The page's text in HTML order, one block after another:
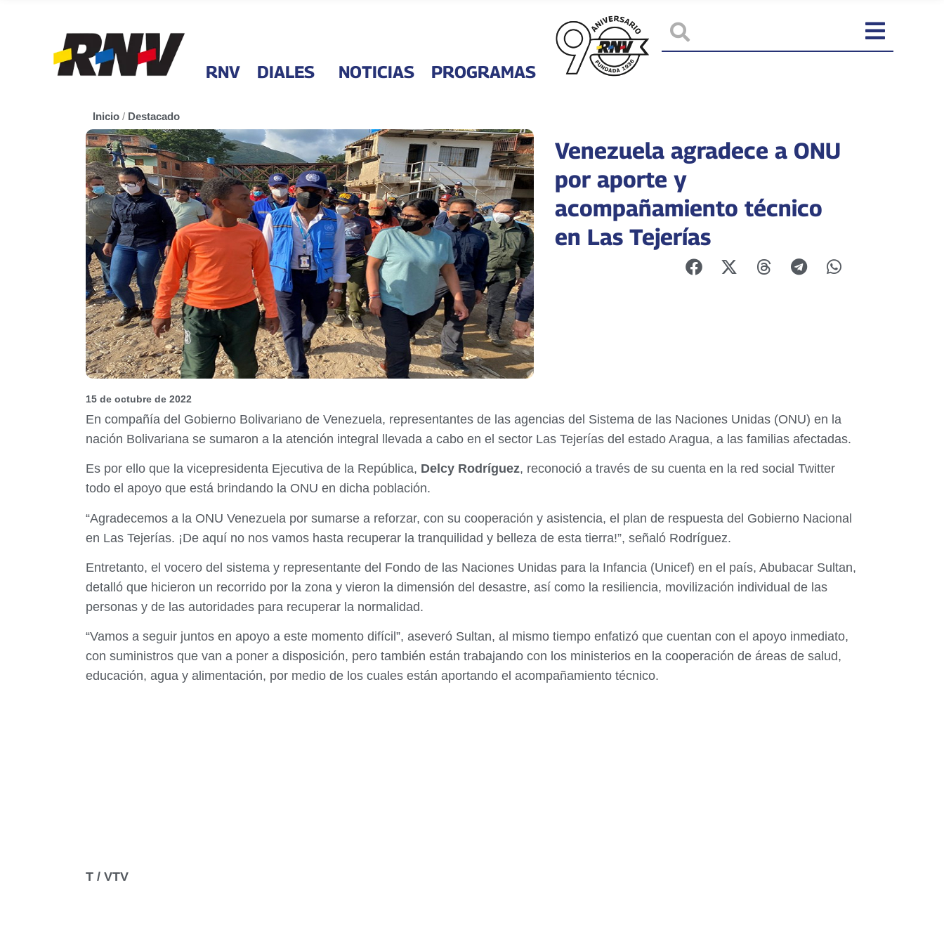
RNV DIALES NOTICIAS PROGRAMAS
Inicio / Destacado
Venezuela agradece a ONU
por aporte y
acompañamiento técnico
en Las Tejerías
15 de octubre de 2022
En compañía del Gobierno Bolivariano de Venezuela, representantes de las agencias del Sistema de las Naciones Unidas (ONU) en la
nación Bolivariana se sumaron a la atención integral llevada a cabo en el sector Las Tejerías del estado Aragua, a las familias afectadas.
Es por ello que la vicepresidenta Ejecutiva de la República, Delcy Rodríguez, reconoció a través de su cuenta en la red social Twitter
todo el apoyo que está brindando la ONU en dicha población.
“Agradecemos a la ONU Venezuela por sumarse a reforzar, con su cooperación y asistencia, el plan de respuesta del Gobierno Nacional
en Las Tejerías. ¡De aquí no nos vamos hasta recuperar la tranquilidad y belleza de esta tierra!”, señaló Rodríguez.
Entretanto, el vocero del sistema y representante del Fondo de las Naciones Unidas para la Infancia (Unicef) en el país, Abubacar Sultan,
detalló que hicieron un recorrido por la zona y vieron la dimensión del desastre, así como la resiliencia, movilización individual de las
personas y de las autoridades para recuperar la normalidad.
“Vamos a seguir juntos en apoyo a este momento difícil”, aseveró Sultan, al mismo tiempo enfatizó que cuentan con el apoyo inmediato,
con suministros que van a poner a disposición, pero también están trabajando con los ministerios en la cooperación de áreas de salud,
educación, agua y alimentación, por medio de los cuales están aportando el acompañamiento técnico.
T / VTV